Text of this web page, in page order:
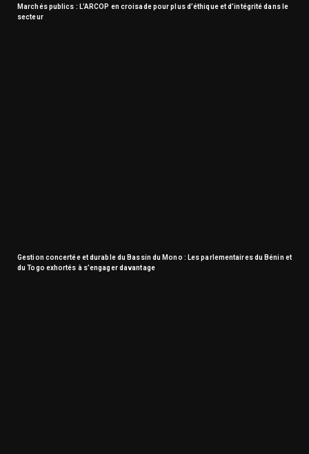
Marchés publics : L’ARCOP en croisade pour plus d’éthique et d’intégrité dans le
secteur
Gestion concertée et durable du Bassin du Mono : Les parlementaires du Bénin et
du Togo exhortés à s’engager davantage